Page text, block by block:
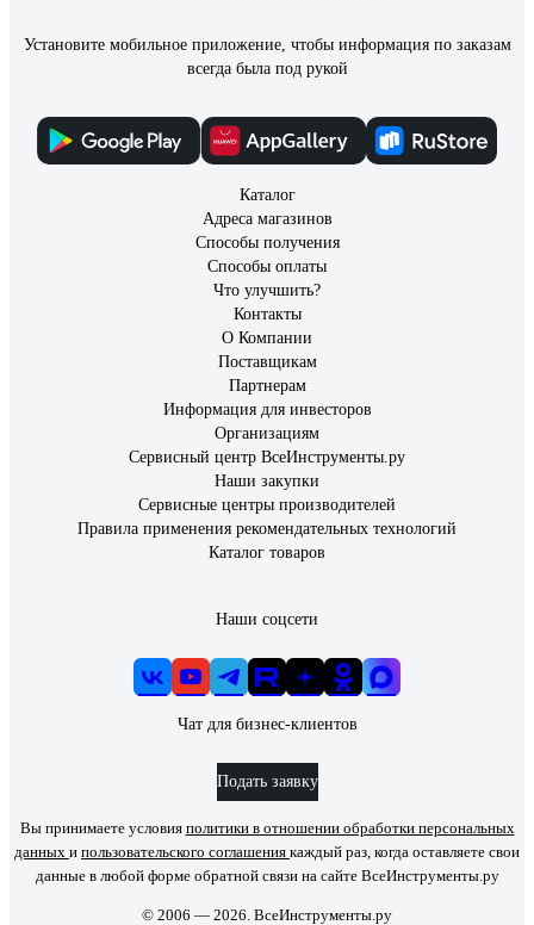
Михаил Сергеевич У.
удобная и информативная упаковка, надёжный и
ответственный производитель, т.к. брака совсем нет.
Приятный, тёплый, очень мягкий свет. Эти лампы не боятся
Установите мобильное приложение, чтобы информация по заказам
всегда была под рукой
Каталог
Адреса магазинов
Способы получения
Способы оплаты
Что улучшить?
Контакты
О Компании
Поставщикам
Партнерам
Информация для инвесторов
Организациям
Сервисный центр ВсеИнструменты.ру
Наши закупки
Сервисные центры производителей
Правила применения рекомендательных технологий
Каталог товаров
Наши соцсети
Чат для бизнес-клиентов
Подать заявку
Вы принимаете условия политики в отношении обработки персональных
данных и пользовательского соглашения каждый раз, когда оставляете свои
данные в любой форме обратной связи на сайте ВсеИнструменты.ру
© 2006 — 2026. ВсеИнструменты.ру